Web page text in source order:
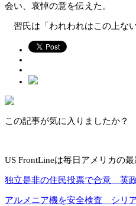
会い、哀悼の意を伝えた。
習氏は「われわれはこの上な
この記事が気に入りましたか？
US FrontLineは毎日アメリカの
独立是非の住民投票で合意 英
アルメニア機を安全検査 シリ